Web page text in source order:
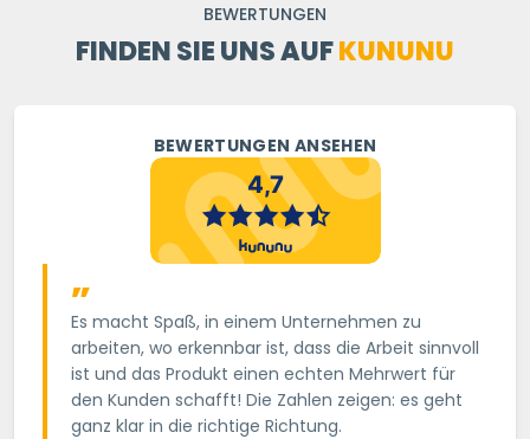
BEWERTUNGEN
FINDEN SIE UNS AUFKUNUNU
BEWERTUNGEN ANSEHEN
„
Es macht Spaß, in einem Unternehmen zu
arbeiten, wo erkennbar ist, dass die Arbeit sinnvoll
ist und das Produkt einen echten Mehrwert für
den Kunden schafft! Die Zahlen zeigen: es geht
ganz klar in die richtige Richtung.